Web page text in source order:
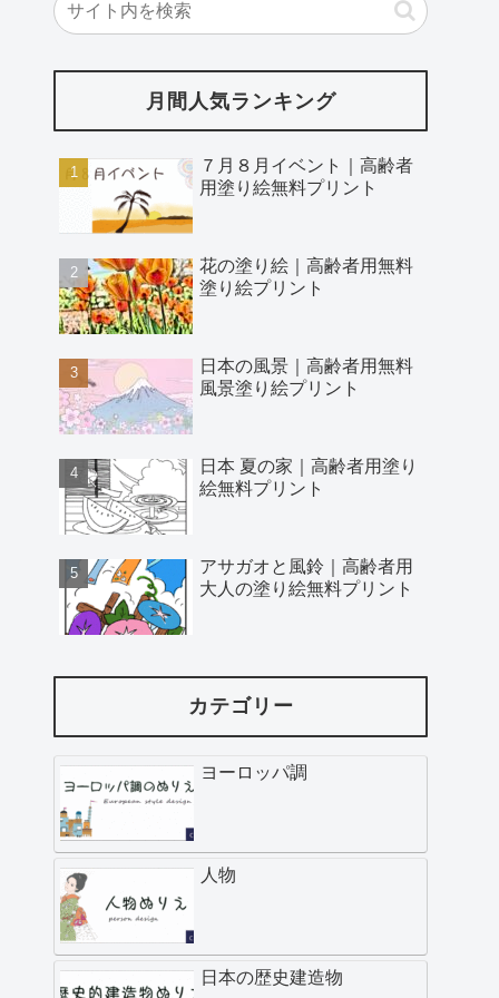
月間人気ランキング
７月８月イベント｜高齢者
用塗り絵無料プリント
花の塗り絵｜高齢者用無料
塗り絵プリント
日本の風景｜高齢者用無料
風景塗り絵プリント
日本 夏の家｜高齢者用塗り
絵無料プリント
アサガオと風鈴｜高齢者用
大人の塗り絵無料プリント
カテゴリー
ヨーロッパ調
人物
日本の歴史建造物